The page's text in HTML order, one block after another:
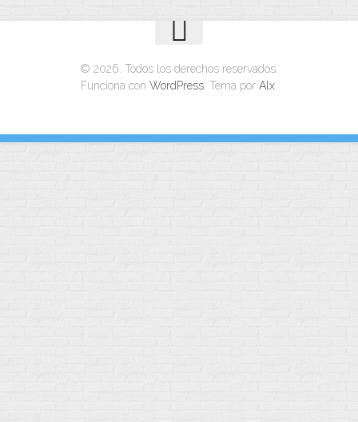
© 2026. Todos los derechos reservados.
Funciona con WordPress . Tema por Alx